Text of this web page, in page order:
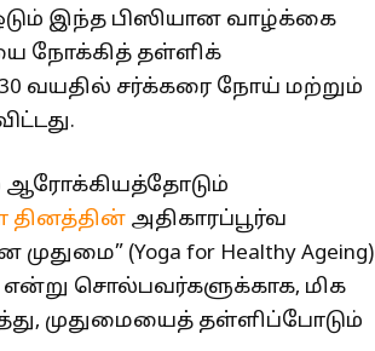
இந்த பிஸியான வாழ்க்கை
நோக்கித் தள்ளிக்
30 வயதில் சர்க்கரை நோய் மற்றும்
ஆரோக்கியத்தோடும்
தினத்தின் அதிகாரப்பூர்வ
(Yoga for Healthy Ageing)
என்று சொல்பவர்களுக்காக, மிக
முதுமையைத் தள்ளிப்போடும்